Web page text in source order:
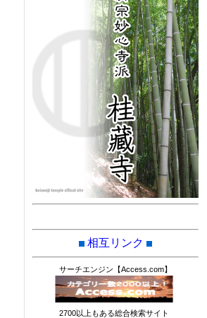
相互リンク
サーチエンジン【Access.com】
2700以上もある総合検索サイト